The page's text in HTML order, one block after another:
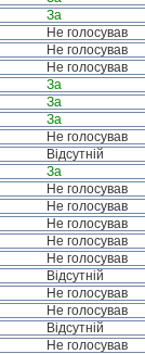
За
Не голосував
Не голосував
Не голосував
За
За
За
Не голосував
Відсутній
За
Не голосував
Не голосував
Не голосував
Не голосував
Не голосував
Відсутній
Не голосував
Не голосував
Відсутній
Не голосував